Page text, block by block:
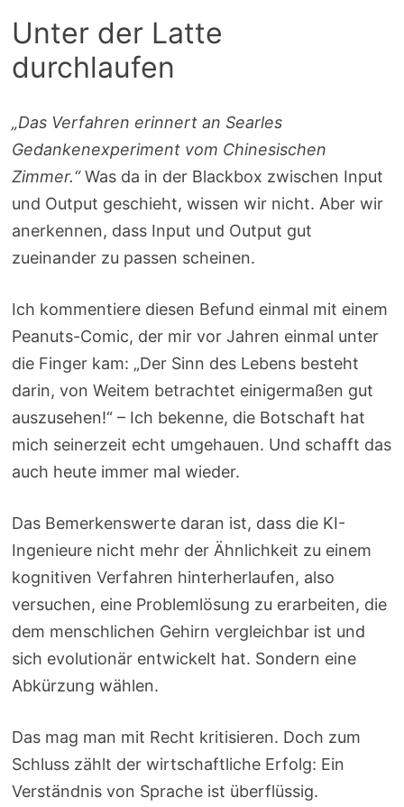
Unter der Latte
durchlaufen
„Das Verfahren erinnert an Searles
Gedankenexperiment vom Chinesischen
Zimmer.“Was da in der Blackbox zwischen Input
und Output geschieht, wissen wir nicht. Aber wir
anerkennen, dass Input und Output gut
zueinander zu passen scheinen.
Ich kommentiere diesen Befund einmal mit einem
Peanuts-Comic, der mir vor Jahren einmal unter
die Finger kam: „Der Sinn des Lebens besteht
darin, von Weitem betrachtet einigermaßen gut
auszusehen!“ – Ich bekenne, die Botschaft hat
mich seinerzeit echt umgehauen. Und schafft das
auch heute immer mal wieder.
Das Bemerkenswerte daran ist, dass die KI-
Ingenieure nicht mehr der Ähnlichkeit zu einem
kognitiven Verfahren hinterherlaufen, also
versuchen, eine Problemlösung zu erarbeiten, die
dem menschlichen Gehirn vergleichbar ist und
sich evolutionär entwickelt hat. Sondern eine
Abkürzung wählen.
Das mag man mit Recht kritisieren. Doch zum
Schluss zählt der wirtschaftliche Erfolg: Ein
Verständnis von Sprache ist überflüssig.